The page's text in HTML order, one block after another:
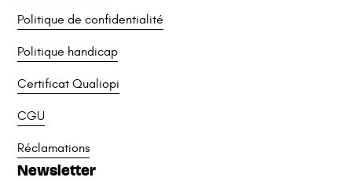
Politique de confidentialité
Politique handicap
Certificat Qualiopi
CGU
Réclamations
Newsletter